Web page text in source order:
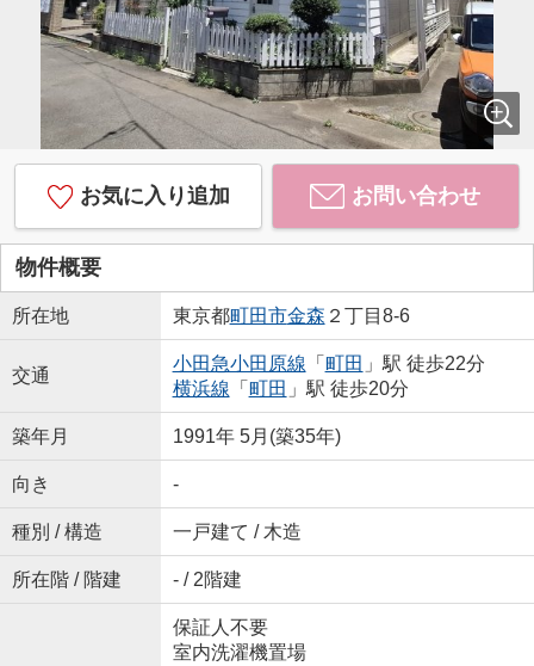
お気に入り追加 お問い合わせ
物件概要
所在地 東京都町田市金森 ２丁目8-6
交通
小田急小田原線 「 町田 」駅 徒歩22分
横浜線 「 町田 」駅 徒歩20分
築年月 1991年 5月(築35年)
向き -
種別 / 構造 一戸建て / 木造
所在階 / 階建 - / 2階建
保証人不要
室内洗濯機置場